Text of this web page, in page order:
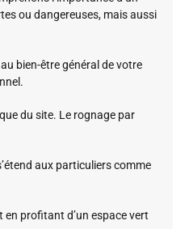
ou dangereuses, mais aussi
bien-être général de votre
du site. Le rognage par
aux particuliers comme
en profitant d’un espace vert